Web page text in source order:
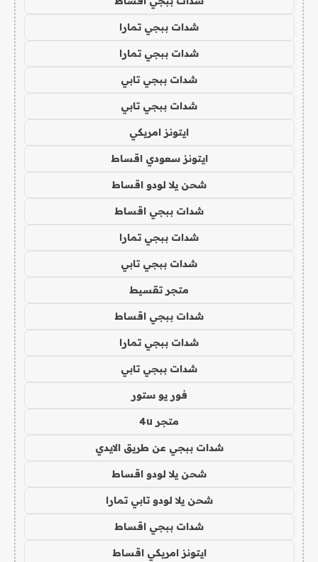
شدات ببجي تمارا
شدات ببجي تمارا
شدات ببجي تابي
شدات ببجي تابي
ايتونز امريكي
ايتونز سعودي اقساط
شحن يلا لودو اقساط
شدات ببجي اقساط
شدات ببجي تمارا
شدات ببجي تابي
متجر تقسيط
شدات ببجي اقساط
شدات ببجي تمارا
شدات ببجي تابي
فور يو ستور
متجر 4u
شدات ببجي عن طريق الايدي
شحن يلا لودو اقساط
شحن يلا لودو تابي تمارا
شدات ببجي اقساط
ايتونز امريكي اقساط